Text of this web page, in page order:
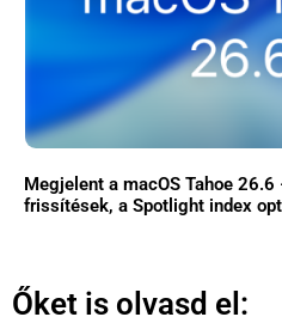
Megjelent a macOS Tahoe
frissítések, a Spotlight index
Őket is olvasd el: